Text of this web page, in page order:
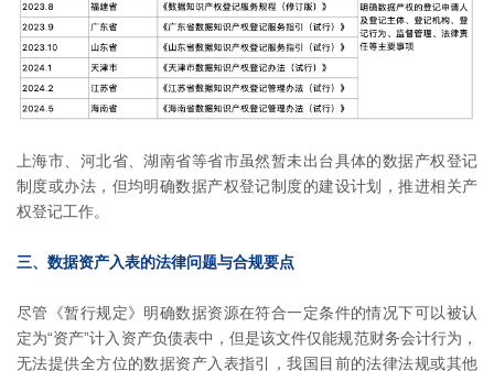
上海市、河北省、湖南省等省市虽然暂未出台具体的数据产权登记
制度或办法，但均明确数据产权登记制度的建设计划，推进相关产
权登记工作。
三、数据资产入表的法律问题与合规要点
尽管《暂行规定》明确数据资源在符合一定条件的情况下可以被认
定为“资产”计入资产负债表中，但是该文件仅能规范财务会计行为，
无法提供全方位的数据资产入表指引，我国目前的法律法规或其他